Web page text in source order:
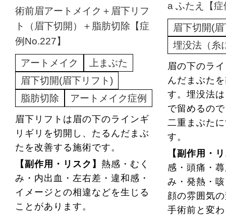
術前眉アートメイク＋眉下リフ
ト（眉下切開）＋脂肪切除【症
例No.227】
アートメイク
上まぶた
眉下切開(眉下リフト)
脂肪切除
アートメイク症例
眉下リフトは眉の下のラインギ
リギリを切開し、たるんだまぶ
たを改善する施術です。
【副作用・リスク】 熱感・むく
み・内出血・左右差・違和感・
イメージとの相違などを生じる
ことがあります。
a ふたえ【
眉下切開(
埋没法（糸
眉の下のラ
んだまぶた
す。埋没法
で留めるの
二重まぶた
す。
【副作用・
感・頭痛・
み・発熱・
顔の雰囲気
手術前と変